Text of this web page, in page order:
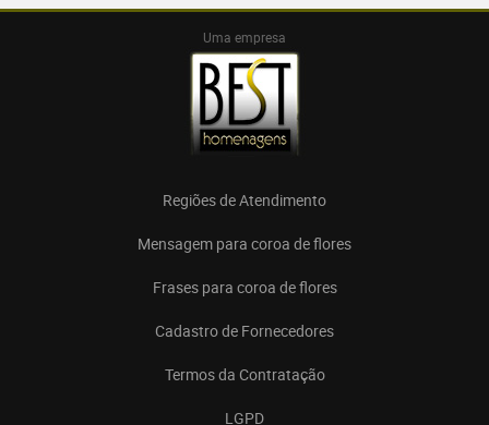
Uma empresa
Regiões de Atendimento
Mensagem para coroa de flores
Frases para coroa de flores
Cadastro de Fornecedores
Termos da Contratação
LGPD